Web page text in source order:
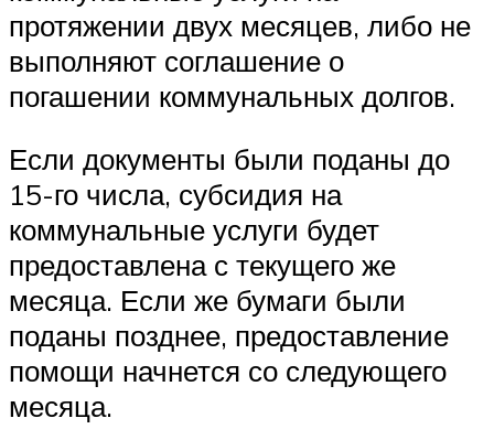
протяжении двух месяцев, либо не
выполняют соглашение о
погашении коммунальных долгов.
Если документы были поданы до
15-го числа, субсидия на
коммунальные услуги будет
предоставлена с текущего же
месяца. Если же бумаги были
поданы позднее, предоставление
помощи начнется со следующего
месяца.